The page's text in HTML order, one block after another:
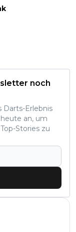
noch
Darts-Erlebnis
an, um
Stories zu